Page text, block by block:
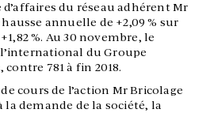
du réseau adhérent Mr
annuelle de +2,09 % sur
%. Au 30 novembre, le
l’international du Groupe
781 à fin 2018.
cours de l’action Mr Bricolage
demande de la société, la